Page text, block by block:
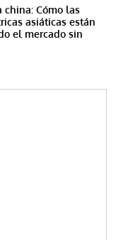
china: Cómo las
asiáticas están
el mercado sin